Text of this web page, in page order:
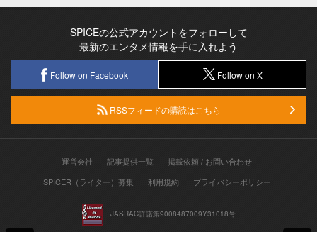
SPICEの公式アカウントをフォローして
最新のエンタメ情報を手に入れよう
Follow on Facebook Follow on X
RSSフィードの購読はこちら
運営会社 記事提供一覧
掲載依頼 / お問い合わせ
SPICER（ライター）募集
利用規約 プライバシーポリシー
JASRAC許諾第9008487009Y31018号